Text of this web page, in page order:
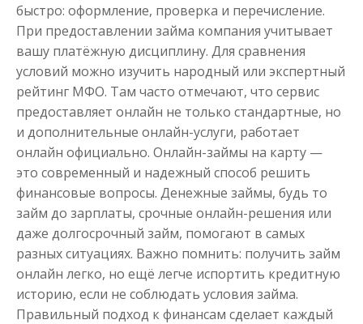
быстро: оформление, проверка и перечисление.
При предоставлении займа компания учитывает
вашу платёжную дисциплину. Для сравнения
условий можно изучить народный или экспертный
рейтинг МФО. Там часто отмечают, что сервис
предоставляет онлайн не только стандартные, но
и дополнительные онлайн-услуги, работает
онлайн официально. Онлайн-займы на карту —
это современный и надежный способ решить
финансовые вопросы. Денежные займы, будь то
займ до зарплаты, срочные онлайн-решения или
даже долгосрочный займ, помогают в самых
разных ситуациях. Важно помнить: получить займ
онлайн легко, но ещё легче испортить кредитную
историю, если не соблюдать условия займа.
Правильный подход к финансам сделает каждый